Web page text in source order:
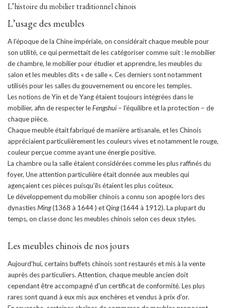
L’histoire du mobilier traditionnel chinois
L’usage des meubles
A l’époque de la Chine impériale, on considérait chaque meuble pour
son utilité, ce qui permettait de les catégoriser comme suit : le mobilier
de chambre, le mobilier pour étudier et apprendre, les meubles du
salon et les meubles dits « de salle ». Ces derniers sont notamment
utilisés pour les salles du gouvernement ou encore les temples.
Les notions de Yin et de Yang étaient toujours intégrées dans le
mobilier, afin de respecter leFengshui – l’équilibre et la protection – de
chaque pièce.
Chaque meuble était fabriqué de manière artisanale, et les Chinois
appréciaient particulièrement les couleurs vives et notamment le rouge,
couleur perçue comme ayant une énergie positive.
La chambre ou la salle étaient considérées comme les plus raffinés du
foyer, Une attention particulière était donnée aux meubles qui
agençaient ces pièces puisqu’ils étaient les plus coûteux.
Le développement du mobilier chinois a connu son apogée lors des
dynastiesMing(1368 à 1644 ) etQing(1644 à 1912). La plupart du
temps, on classe donc les meubles chinois selon ces deux styles.
Les meubles chinois de nos jours
Aujourd’hui, certains buffets chinois sont restaurés et mis à la vente
auprès des particuliers. Attention, chaque meuble ancien doit
cependant être accompagné d’un certificat de conformité. Les plus
rares sont quand à eux mis aux enchères et vendus à prix d’or.